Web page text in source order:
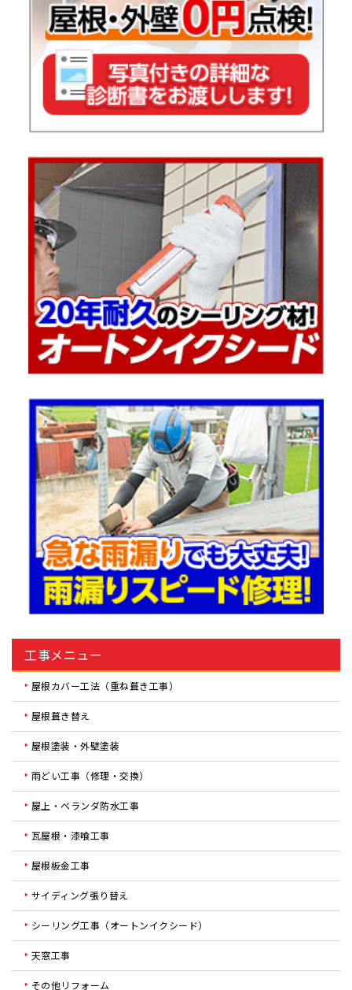
工事メニュー
屋根カバー工法（重ね葺き工事）
屋根葺き替え
屋根塗装・外壁塗装
雨どい工事（修理・交換）
屋上・ベランダ防水工事
瓦屋根・漆喰工事
屋根板金工事
サイディング張り替え
シーリング工事（オートンイクシード）
天窓工事
その他リフォーム